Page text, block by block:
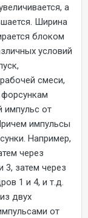
а
Ширина
блоком
условий
смеси,
импульс от
импульсы
Например,
через
3, затем через
1 и 4, и т.д.
двух
от